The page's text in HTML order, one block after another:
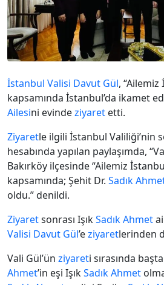
İstanbul Valisi Davut Gül,
kapsamında İstanbul’da ikamet
Ailesini evindeziyaret etti.
Ziyaretle ilgili İstanbul Valiliği’nin
hesabında yapılan paylaşımda,
Bakırköy ilçesinde “Ailemiz
kapsamında; Şehit Dr. Sadık
oldu.” denildi.
Ziyaretsonrası IşıkSadık Ahmet
Valisi Davut Gül’eziyaretlerinden
Vali Gül’ün ziyareti sırasında
Ahmet’in eşi IşıkSadık Ahmet